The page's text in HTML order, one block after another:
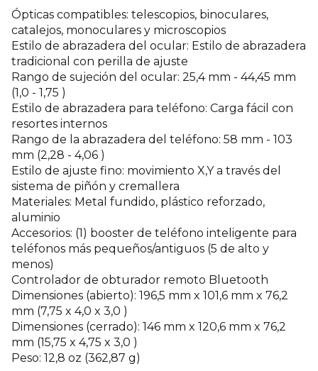
Ópticas compatibles: telescopios, binoculares,
catalejos, monoculares y microscopios
Estilo de abrazadera del ocular: Estilo de abrazadera
tradicional con perilla de ajuste
Rango de sujeción del ocular: 25,4 mm - 44,45 mm
(1,0 - 1,75 )
Estilo de abrazadera para teléfono: Carga fácil con
resortes internos
Rango de la abrazadera del teléfono: 58 mm - 103
mm (2,28 - 4,06 )
Estilo de ajuste fino: movimiento X,Y a través del
sistema de piñón y cremallera
Materiales: Metal fundido, plástico reforzado,
aluminio
Accesorios: (1) booster de teléfono inteligente para
teléfonos más pequeños/antiguos (5 de alto y
menos)
Controlador de obturador remoto Bluetooth
Dimensiones (abierto): 196,5 mm x 101,6 mm x 76,2
mm (7,75 x 4,0 x 3,0 )
Dimensiones (cerrado): 146 mm x 120,6 mm x 76,2
mm (15,75 x 4,75 x 3,0 )
Peso: 12,8 oz (362,87 g)